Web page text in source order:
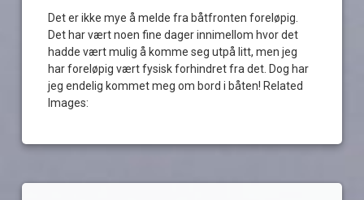
Det er ikke mye å melde fra båtfronten foreløpig.
Det har vært noen fine dager innimellom hvor det
hadde vært mulig å komme seg utpå litt, men jeg
har foreløpig vært fysisk forhindret fra det. Dog har
jeg endelig kommet meg om bord i båten! Related
Images: